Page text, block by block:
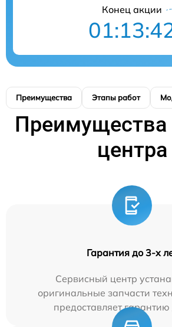
Конец акции
Преимущества Этапы работ
Преимущества
центра
Гарантия до 3-х
Сервисный центр
оригинальные запчасти
предоставляет гарантию